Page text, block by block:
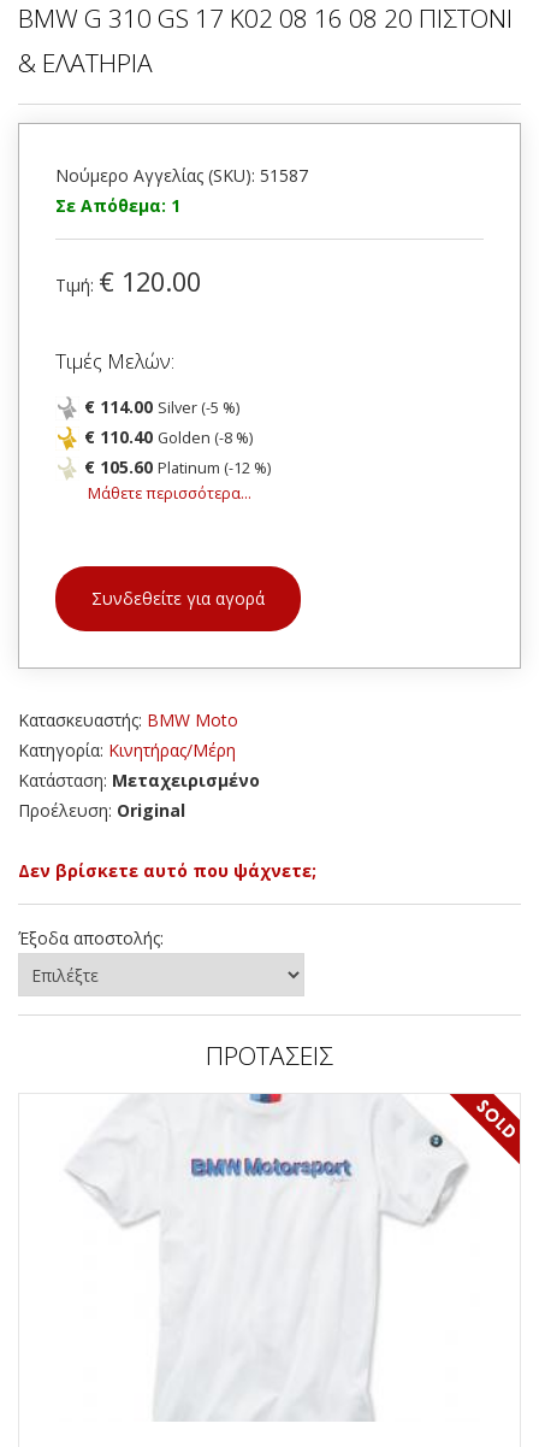
BMW G 310 GS 17 K02 08 16 08 20 ΠΙΣΤΟΝΙ
& ΕΛΑΤΗΡΙΑ
Νούμερο Αγγελίας (SKU): 51587
Σε Απόθεμα: 1
Τιμή: € 120.00
Τιμές Μελών:
€ 114.00 Silver (-5 %)
€ 110.40 Golden (-8 %)
€ 105.60 Platinum (-12 %)
Μάθετε περισσότερα...
Συνδεθείτε για αγορά
Κατασκευαστής: BMW Moto
Κατηγορία: Κινητήρας/Μέρη
Κατάσταση: Μεταχειρισμένο
Προέλευση: Original
Δεν βρίσκετε αυτό που ψάχνετε;
Έξοδα αποστολής:
ΠΡΟΤΑΣΕΙΣ